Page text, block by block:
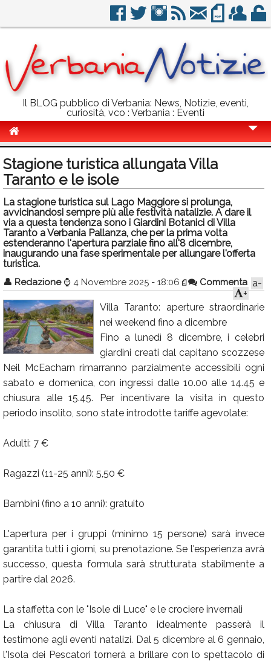
Il BLOG pubblico di Verbania: News, Notizie, eventi,
curiosità, vco : Verbania : Eventi
Politica
Sport
Eventi
Info Utili
Rubriche
Calendario
Annunci
Stagione turistica allungata Villa
Taranto e le isole
La stagione turistica sul Lago Maggiore si prolunga,
avvicinandosi sempre più alle festività natalizie. A dare il
via a questa tendenza sono i Giardini Botanici di Villa
Taranto a Verbania Pallanza, che per la prima volta
estenderanno l'apertura parziale fino all'8 dicembre,
inaugurando una fase sperimentale per allungare l'offerta
turistica.
👤 Redazione ⌚ 4 Novembre 2025 - 18:06 Commenta a-
+
Villa Taranto: aperture straordinarie
nei weekend fino a dicembre
Fino a lunedì 8 dicembre, i celebri
giardini creati dal capitano scozzese
Neil McEacharn rimarranno parzialmente accessibili ogni
sabato e domenica, con ingressi dalle 10.00 alle 14.45 e
chiusura alle 15.45. Per incentivare la visita in questo
periodo insolito, sono state introdotte tariffe agevolate:
Adulti: 7 €
Ragazzi (11-25 anni): 5,50 €
Bambini (fino a 10 anni): gratuito
L'apertura per i gruppi (minimo 15 persone) sarà invece
garantita tutti i giorni, su prenotazione. Se l'esperienza avrà
successo, questa formula sarà strutturata stabilmente a
partire dal 2026.
La staffetta con le "Isole di Luce" e le crociere invernali
La chiusura di Villa Taranto idealmente passerà il
testimone agli eventi natalizi. Dal 5 dicembre al 6 gennaio,
l'Isola dei Pescatori tornerà a brillare con lo spettacolo di